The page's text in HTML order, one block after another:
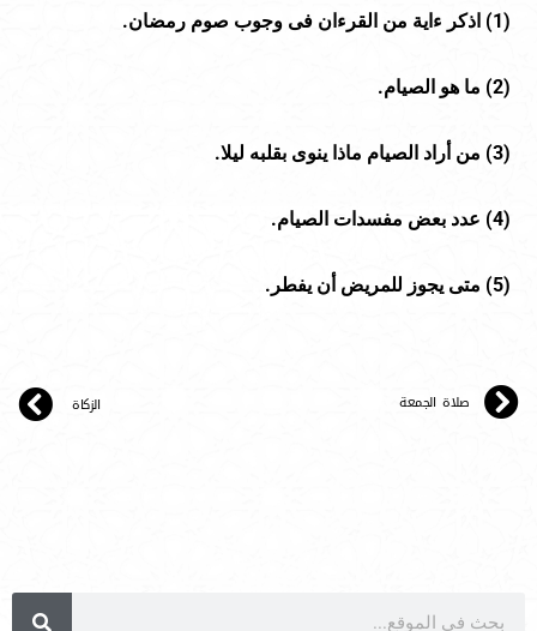
(
1) اذكر ءاية من القرءان فى وجوب صوم رمضان.
(
2) ما هو الصيام.
(
3) من أراد الصيام ماذا ينوى بقلبه ليلا.
(
4) عدد بعض مفسدات الصيام.
(
5) متى يجوز للمريض أن يفطر.
صلاة الجمعة الزكاة